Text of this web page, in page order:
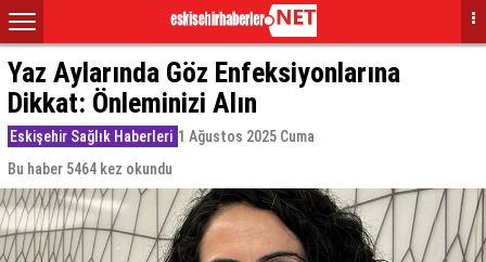
Yaz Aylarında Göz Enfeksiyonlarına
Dikkat: Önleminizi Alın
Eskişehir Sağlık Haberleri 1 Ağustos 2025 Cuma
Bu haber 5464 kez okundu